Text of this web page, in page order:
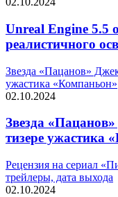
Unreal Engine 5.5
реалистичного
Звезда «Пацанов»
ужастика «Компаньон»
02.10.2024
Звезда
тизере ужастика
Рецензия на сериал
трейлеры, дата выхода
02.10.2024